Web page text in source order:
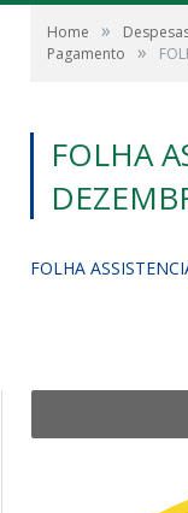
Home »
Pagamento
»
FOLHA
FOLHA